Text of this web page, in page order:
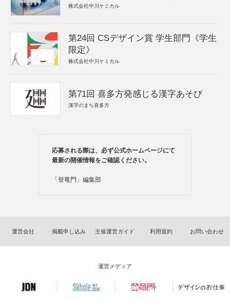
株式会社中川ケミカル
第24回 CSデザイン賞 学生部門《学生
限定》
株式会社中川ケミカル
第71回 喜多方発感じる漢字あそび
漢字のまち喜多方
応募される際は、必ず公式ホームページにて
最新の開催情報をご確認ください。
「登竜門」編集部
運営会社 掲載申し込み 主催運営ガイド 利用規約 お問い合わせ
運営メディア